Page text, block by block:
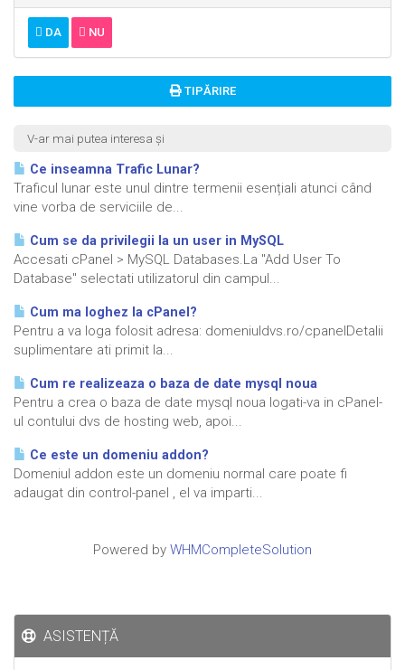
DA NU
TIPĂRIRE
V-ar mai putea interesa și
Ce inseamna Trafic Lunar?
Traficul lunar este unul dintre termenii esențiali atunci când
vine vorba de serviciile de...
Cum se da privilegii la un user in MySQL
Accesati cPanel > MySQL Databases.La "Add User To
Database" selectati utilizatorul din campul...
Cum ma loghez la cPanel?
Pentru a va loga folosit adresa: domeniuldvs.ro/cpanelDetalii
suplimentare ati primit la...
Cum re realizeaza o baza de date mysql noua
Pentru a crea o baza de date mysql noua logati-va in cPanel-
ul contului dvs de hosting web, apoi...
Ce este un domeniu addon?
Domeniul addon este un domeniu normal care poate fi
adaugat din control-panel , el va imparti...
Powered by WHMCompleteSolution
ASISTENȚĂ